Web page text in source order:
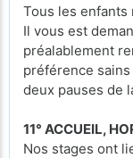
Tous les enfants
Il vous est
préalablement
préférence
deux pauses de
11° ACCUEIL,
Nos stages ont